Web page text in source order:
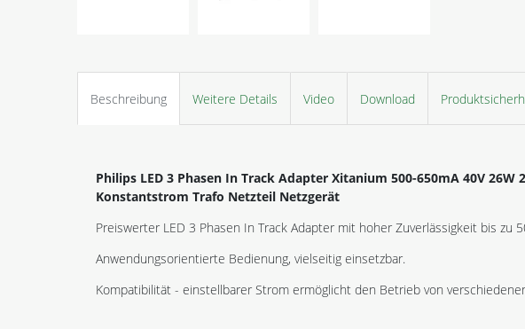
Beschreibung Weitere Details Video Download
Philips LED 3 Phasen In Track Adapter Xitanium 500-650mA 40V 26W
Konstantstrom Trafo Netzteil Netzgerät
Preiswerter LED 3 Phasen In Track Adapter mit hoher Zuverlässigkeit bis zu
Anwendungsorientierte Bedienung, vielseitig einsetzbar.
Kompatibilität - einstellbarer Strom ermöglicht den Betrieb von